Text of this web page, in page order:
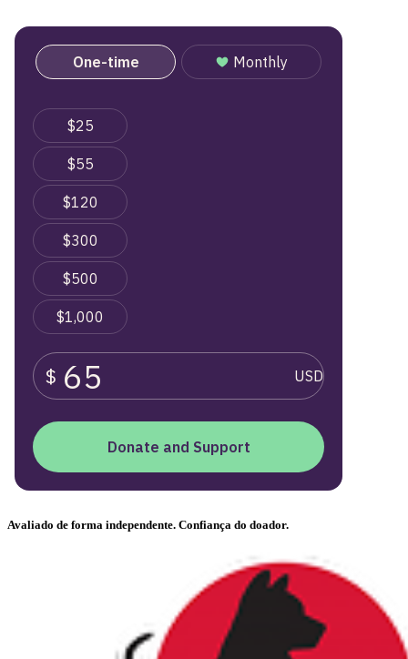
Avaliado de forma independente. Confiança do doador.